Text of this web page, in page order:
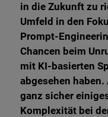
in die Zukunft zu
Umfeld in den
Prompt-
Chancen beim
mit KI-basierten
abgesehen
ganz sicher
Komplexität bei